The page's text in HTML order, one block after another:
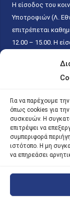
Για να παρέχουμε
όπως cookies για
συσκευών. Η
επιτρέψει να
συμπεριφορά
ιστότοπο. Η μη
να επηρεάσει
Η είσοδος του
Υποτροφιών (Λ.
επιτρέπεται
12.00 – 15.00. Η
κάθε εργάσιμη
περιορισμό. Η
15.00. Η
παγίων ισχυουσών
εντός του
κοινού, η
|